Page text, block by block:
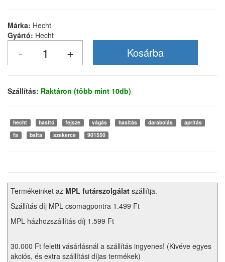
Márka: Hecht
Gyártó: Hecht
Szállítás: Raktáron (több mint 10db)
hecht hasító fejsze vágás hasítás darabolás
aprítás
fa
balta szekerce 901550
Termékeinket az MPL futárszolgálat szállítja.
Szállítás díj MPL csomagpontra 1.499 Ft
MPL házhozszállítás díj 1.599 Ft
30.000 Ft feletti vásárlásnál a szállítás ingyenes! (Kivéve egyes
akciós, és extra szállítási díjas termékek)